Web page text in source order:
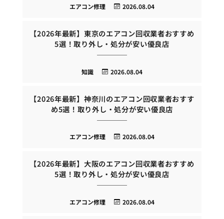
2026.08.04
エアコン修理
【2026年最新】東京のエアコン回収業者おすすめ
5選！取り外し・処分が安い優良店
2026.08.04
知識
【2026年最新】神奈川のエアコン回収業者おすす
め5選！取り外し・処分が安い優良店
2026.08.04
エアコン修理
【2026年最新】大阪のエアコン回収業者おすすめ
5選！取り外し・処分が安い優良店
2026.08.04
エアコン修理